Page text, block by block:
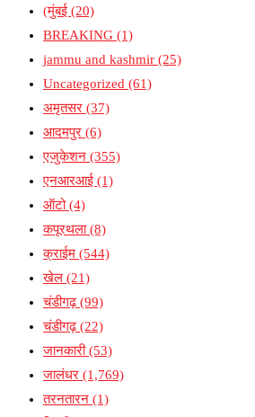
(मुंबई (20)
BREAKING (1)
jammu and kashmir (25)
Uncategorized (61)
अमृतसर (37)
आदमपुर (6)
एजुकेशन (355)
एनआरआई (1)
ऑटो(4)
कपूरथला(8)
क्राईम (544)
खेल (21)
चंडीगढ़(99)
चंडीगढ़(22)
जानकारी(53)
जालंधर (1,769)
तरनतारन (1)